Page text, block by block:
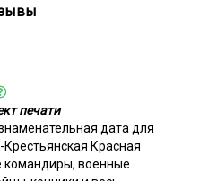
печати
дата для
Красная
военные